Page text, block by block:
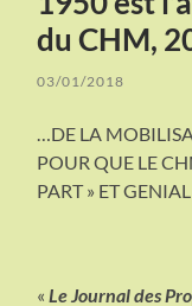
du CHM,
03/01/2018
…DE LA
POUR QUE LE
PART » ET
« Le Journal des